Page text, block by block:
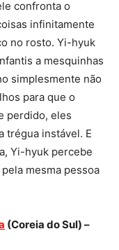
confronta o
infinitamente
no rosto. Yi-hyuk
a mesquinhas
simplesmente não
para que o
perdido, eles
trégua instável. E
Yi-hyuk percebe
mesma pessoa
(Coreia do Sul) –